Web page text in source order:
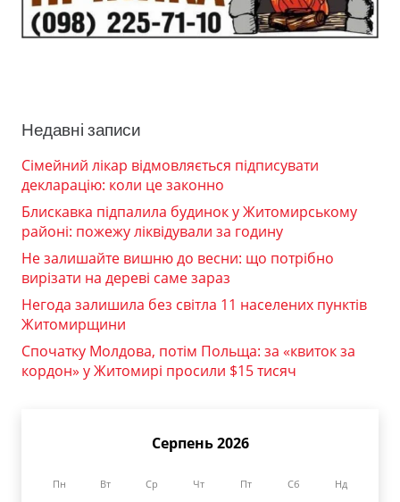
Недавні записи
Сімейний лікар відмовляється підписувати
декларацію: коли це законно
Блискавка підпалила будинок у Житомирському
районі: пожежу ліквідували за годину
Не залишайте вишню до весни: що потрібно
вирізати на дереві саме зараз
Негода залишила без світла 11 населених пунктів
Житомирщини
Спочатку Молдова, потім Польща: за «квиток за
кордон» у Житомирі просили $15 тисяч
Серпень 2026
Пн Вт Ср Чт Пт Сб Нд